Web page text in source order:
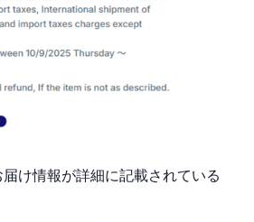
け情報が詳細に記載されている